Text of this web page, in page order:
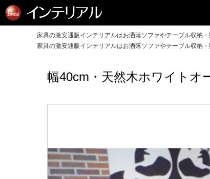
家具の激安通販インテリアルはお洒落ソファやテーブル収納
家具の激安通販インテリアルはお洒落ソファやテーブル収納
幅40cm・天然木ホワイトオ